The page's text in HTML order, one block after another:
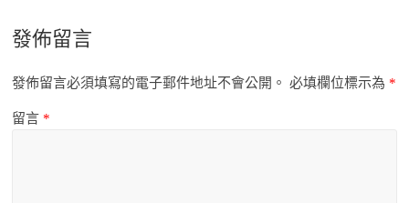
發佈留言
發佈留言必須填寫的電子郵件地址不會公開。 必填欄位標示為 *
留言 *